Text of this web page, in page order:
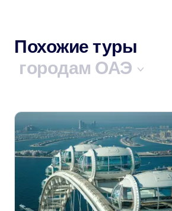
Похожие туры
городам ОАЭ